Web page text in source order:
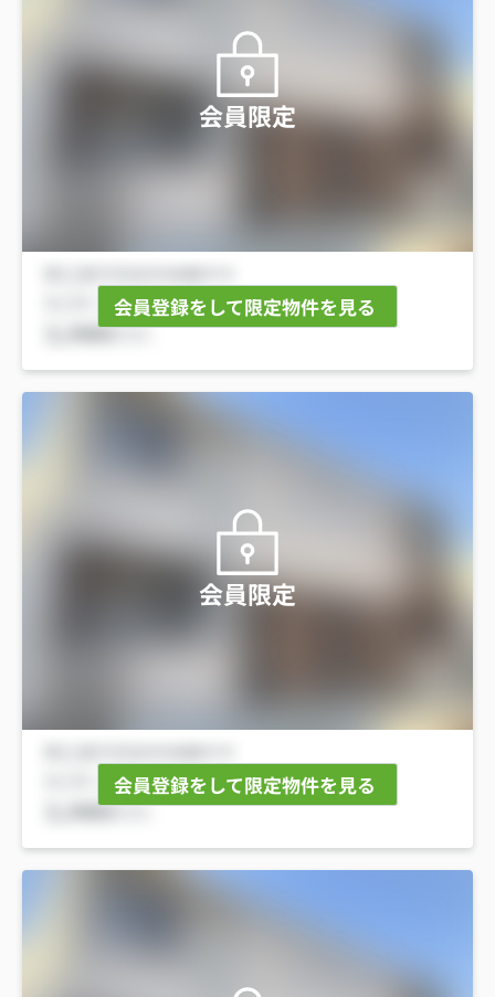
会員限定
会員登録をして限定物件を見る
会員限定
会員登録をして限定物件を見る